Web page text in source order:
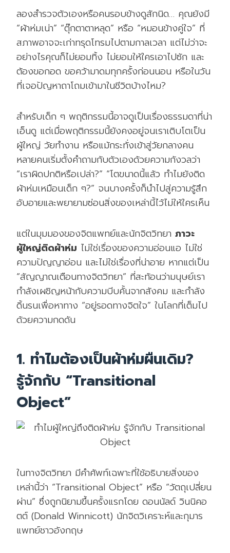
ลองสำรวจตัวเองหรือคนรอบข้างดูสักนิด… คุณยังมี
“ผ้าห่มเน่า” “ตุ๊กตาตาหลุด” หรือ “หมอนข้างคู่ใจ” ที่
สภาพอาจจะเก่าทรุดโทรมไปตามกาลเวลา แต่ไม่ว่าจะ
อย่างไรคุณก็ไม่ยอมทิ้ง ไม่ยอมให้ใครเอาไปซัก และ
ต้องขอกอด ขอคว้ามาดมทุกครั้งก่อนนอน หรือในวัน
ที่เจอปัญหาถาโถมเข้ามาในชีวิตบ้างไหม?
สำหรับเด็ก ๆ พฤติกรรมนี้อาจดูเป็นเรื่องธรรมดาที่น่า
เอ็นดู แต่เมื่อพฤติกรรมนี้ยังคงอยู่จนเราเติบโตเป็น
ผู้ใหญ่ วัยทำงาน หรือแม้กระทั่งเข้าสู่วัยกลางคน
หลายคนเริ่มตั้งคำถามกับตัวเองด้วยความกังวลว่า
“เราผิดปกติหรือเปล่า?” “โตขนาดนี้แล้ว ทำไมยังติด
ผ้าห่มเหมือนเด็ก ๆ?” จนบางครั้งก็นำไปสู่ความรู้สึก
อับอายและพยายามซ่อนสิ่งของเหล่านี้ไว้ไม่ให้ใครเห็น
แต่ในมุมมองของจิตแพทย์และนักจิตวิทยา ภาวะ
ผู้ใหญ่ติดผ้าห่ม ไม่ใช่เรื่องของความอ่อนแอ ไม่ใช่
ความปัญญาอ่อน และไม่ใช่เรื่องที่น่าอาย หากแต่เป็น
“สัญญาณเตือนทางจิตวิทยา” ที่สะท้อนว่ามนุษย์เรา
กำลังเผชิญหน้ากับความบีบคั้นจากสังคม และกำลัง
ดิ้นรนเพื่อหาทาง “อยู่รอดทางจิตใจ” ในโลกที่เต็มไป
ด้วยความกดดัน
1. ทำไมต้องเป็นผ้าห่มผืนเดิม?
รู้จักกับ “Transitional
Object”
ในทางจิตวิทยา มีคำศัพท์เฉพาะที่ใช้อธิบายสิ่งของ
เหล่านี้ว่า “Transitional Object” หรือ “วัตถุเปลี่ยน
ผ่าน” ซึ่งถูกนิยามขึ้นครั้งแรกโดย ดอนนัลด์ วินนิคอ
ตต์ (Donald Winnicott) นักจิตวิเคราะห์และกุมาร
แพทย์ชาวอังกฤษ